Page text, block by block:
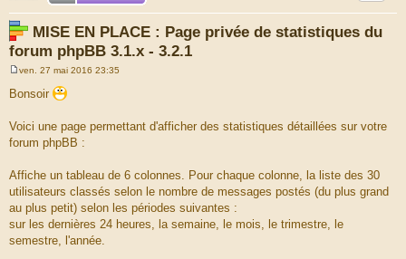
MISE EN PLACE : Page privée de statistiques du
forum phpBB 3.1.x - 3.2.1
s
a
g
e
ven. 27 mai 2016 23:35
Bonsoir
Voici une page permettant d'afficher des statistiques détaillées sur votre
forum phpBB :
Affiche un tableau de 6 colonnes. Pour chaque colonne, la liste des 30
utilisateurs classés selon le nombre de messages postés (du plus grand
au plus petit) selon les périodes suivantes :
sur les dernières 24 heures, la semaine, le mois, le trimestre, le
semestre, l'année.